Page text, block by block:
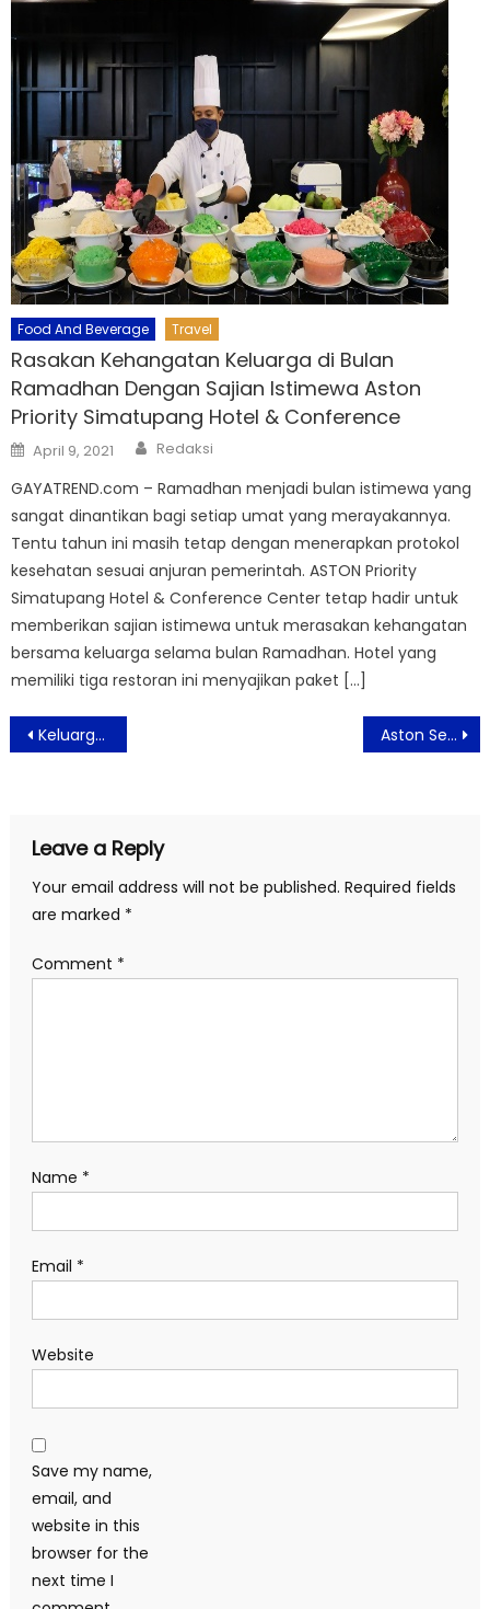
Food And Beverage Travel
Rasakan Kehangatan Keluarga di Bulan
Ramadhan Dengan Sajian Istimewa Aston
Priority Simatupang Hotel & Conference
Posted
on
April 9, 2021 Author
Redaksi
GAYATREND.com – Ramadhan menjadi bulan istimewa yang
sangat dinantikan bagi setiap umat yang merayakannya.
Tentu tahun ini masih tetap dengan menerapkan protokol
kesehatan sesuai anjuran pemerintah. ASTON Priority
Simatupang Hotel & Conference Center tetap hadir untuk
memberikan sajian istimewa untuk merasakan kehangatan
bersama keluarga selama bulan Ramadhan. Hotel yang
memiliki tiga restoran ini menyajikan paket […]
Post
navigation
Keluarga Cemara Hadirkan Pengalaman Pertunjukkan Panggung Spektakuler Juni Ini! Aston Sentul Lake Resort & Conference Center Rayakan 8th Anniversary dengan Tema Magical8
Leave a Reply
Your email address will not be published. Required fields
are marked *
Comment *
Name *
Email *
Website
Save my name,
email, and
website in this
browser for the
next time I